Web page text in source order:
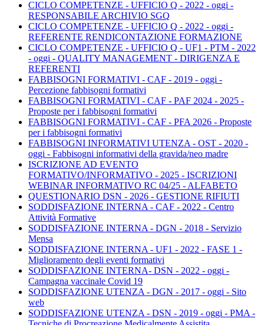
CICLO COMPETENZE - UFFICIO Q - 2022 - oggi -
RESPONSABILE ARCHIVIO SGQ
CICLO COMPETENZE - UFFICIO Q - 2022 - oggi -
REFERENTE RENDICONTAZIONE FORMAZIONE
CICLO COMPETENZE - UFFICIO Q - UF1 - PTM - 2022
- oggi - QUALITY MANAGEMENT - DIRIGENZA E
REFERENTI
FABBISOGNI FORMATIVI - CAF - 2019 - oggi -
Percezione fabbisogni formativi
FABBISOGNI FORMATIVI - CAF - PAF 2024 - 2025 -
Proposte per i fabbisogni formativi
FABBISOGNI FORMATIVI - CAF - PFA 2026 - Proposte
per i fabbisogni formativi
FABBISOGNI INFORMATIVI UTENZA - OST - 2020 -
oggi - Fabbisogni informativi della gravida/neo madre
ISCRIZIONE AD EVENTO
FORMATIVO/INFORMATIVO - 2025 - ISCRIZIONI
WEBINAR INFORMATIVO RC 04/25 - ALFABETO
QUESTIONARIO DSN - 2026 - GESTIONE RIFIUTI
SODDISFAZIONE INTERNA - CAF - 2022 - Centro
Attività Formative
SODDISFAZIONE INTERNA - DGN - 2018 - Servizio
Mensa
SODDISFAZIONE INTERNA - UF1 - 2022 - FASE 1 -
Miglioramento degli eventi formativi
SODDISFAZIONE INTERNA- DSN - 2022 - oggi -
Campagna vaccinale Covid 19
SODDISFAZIONE UTENZA - DGN - 2017 - oggi - Sito
web
SODDISFAZIONE UTENZA - DSN - 2019 - oggi - PMA -